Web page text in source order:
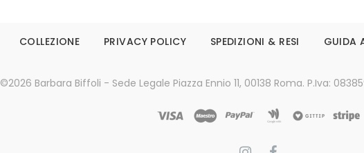
COLLEZIONE PRIVACY POLICY SPEDIZIONI & RESI GUIDA
©2026 Barbara Biffoli - Sede Legale Piazza Ennio 11, 00138 Roma. P.Iva: